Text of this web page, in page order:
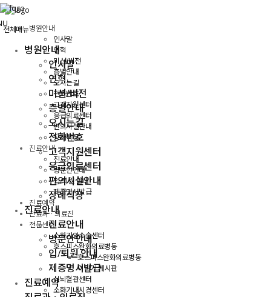
메
뉴
건
전체메뉴
병원안내
인사말
연혁
미션/비전
층별안내
오시는길
전화번호
고객지원센터
응급의료센터
편의시설안내
장례식장
진료안내
진료안내
병문안안내
입/퇴원 안내
제증명서발급
진료예약
병원안내
인사말
연혁
미션/비전
층별안내
오시는길
전화번호
고객지원센터
응급의료센터
편의시설안내
장례식장
진료안내
진료안내
병문안안내
입/퇴원 안내
제증명서발급
진료예약
진료과ㆍ의료진
전문센터
소화기암수술센터
호스피스완화의료병동
호스피스완화의료병동
이야기 게시판
심뇌혈관센터
소화기내시경센터